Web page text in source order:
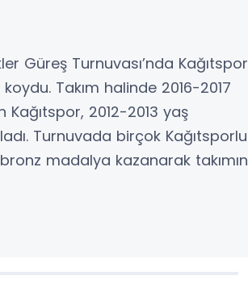
Güreş Turnuvası’nda Kağıtspor
Takım halinde 2016-2017
2012-2013 yaş
Turnuvada birçok Kağıtsporlu
madalya kazanarak takımın